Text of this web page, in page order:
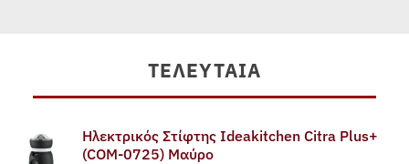
ΤΕΛΕΥΤΑΊΑ
Ηλεκτρικός Στίφτης Ideakitchen Citra Plus+
(COM-0725) Μαύρο